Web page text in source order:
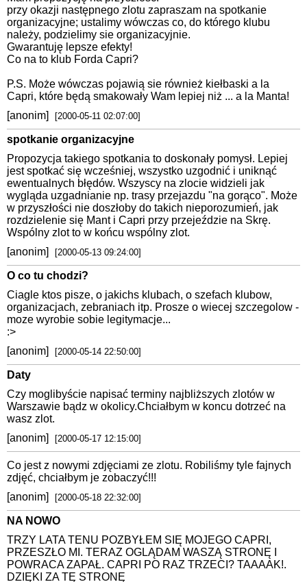
przy okazji następnego zlotu zapraszam na spotkanie
organizacyjne; ustalimy wówczas co, do którego klubu
należy, podzielimy sie organizacyjnie.
Gwarantuję lepsze efekty!
Co na to klub Forda Capri?
P.S. Może wówczas pojawią sie również kiełbaski a la
Capri, które będą smakowały Wam lepiej niż ... a la Manta!
[anonim]
[2000-05-11 02:07:00]
spotkanie organizacyjne
Propozycja takiego spotkania to doskonały pomysł. Lepiej
jest spotkać się wcześniej, wszystko uzgodnić i uniknąć
ewentualnych błędów. Wszyscy na zlocie widzieli jak
wygląda uzgadnianie np. trasy przejazdu "na gorąco". Może
w przyszłości nie doszłoby do takich nieporozumień, jak
rozdzielenie się Mant i Capri przy przejeździe na Skrę.
Wspólny zlot to w końcu wspólny zlot.
[anonim]
[2000-05-13 09:24:00]
O co tu chodzi?
Ciagle ktos pisze, o jakichs klubach, o szefach klubow,
organizacjach, zebraniach itp. Prosze o wiecej szczegolow -
moze wyrobie sobie legitymacje...
:>
[anonim]
[2000-05-14 22:50:00]
Daty
Czy moglibyście napisać terminy najbliższych zlotów w
Warszawie bądz w okolicy.Chciałbym w koncu dotrzeć na
wasz zlot.
[anonim]
[2000-05-17 12:15:00]
Co jest z nowymi zdjęciami ze zlotu. Robiliśmy tyle fajnych
zdjęć, chciałbym je zobaczyć!!!
[anonim]
[2000-05-18 22:32:00]
NA NOWO
TRZY LATA TENU POZBYŁEM SIĘ MOJEGO CAPRI,
PRZESZŁO MI. TERAZ OGLĄDAM WASZĄ STRONĘ I
POWRACA ZAPAŁ. CAPRI PO RAZ TRZECI? TAAAAK!.
DZIĘKI ZA TĘ STRONĘ